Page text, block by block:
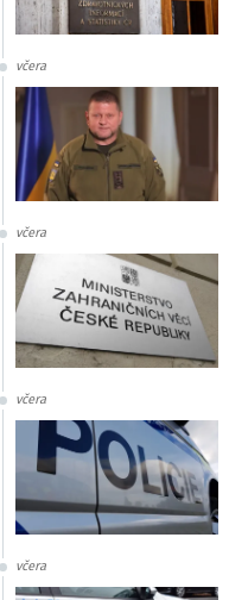
včera
včera
včera
včera